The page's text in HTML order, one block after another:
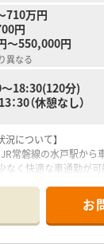
】
てスタッフ同士のコ
雰囲気の中で日々の業
め、天候に左右されず
いの方にも通いやすい
務も相談可能となって
がら無理なく働ける
躍中】
験を存分に活かしな
を持ったスタッフが多
またがる処方箋に対応
する向上心あふれる
710万円
円
～550,000円
異なる
〜18:30(120分)
：30（休憩なし）
況について】
常磐線の水戸駅から
なく快適な車通勤が可
に取り組める環境です
とパート1名の体制で
の業務負担も大きくあ
お